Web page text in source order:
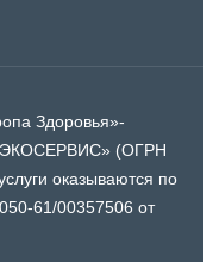
Здоровья»-
(ОГРН
оказываются по
61/00357506 от